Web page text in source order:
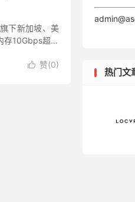
下新加坡、美
存10Gbps超大
 赞(0)
热门文